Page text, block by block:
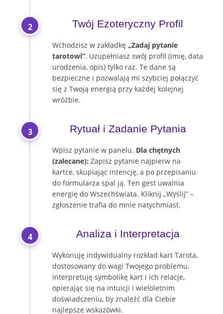
2 Twój Ezoteryczny Profil
Wchodzisz w zakładkę „Zadaj pytanie
tarotowi”. Uzupełniasz swój profil (imię, data
urodzenia, opis) tylko raz. Te dane są
bezpieczne i pozwalają mi szybciej połączyć
się z Twoją energią przy każdej kolejnej
wróżbie.
3 Rytuał i Zadanie Pytania
Wpisz pytanie w panelu. Dla chętnych
(zalecane): Zapisz pytanie najpierw na
kartce, skupiając intencję, a po przepisaniu
do formularza spal ją. Ten gest uwalnia
energię do Wszechświata. Kliknij „Wyślij” –
zgłoszenie trafia do mnie natychmiast.
4 Analiza i Interpretacja
Wykonuję indywidualny rozkład kart Tarota,
dostosowany do wagi Twojego problemu.
Interpretuję symbolikę kart i ich relacje,
opierając się na intuicji i wieloletnim
doświadczeniu, by znaleźć dla Ciebie
najlepsze wskazówki.